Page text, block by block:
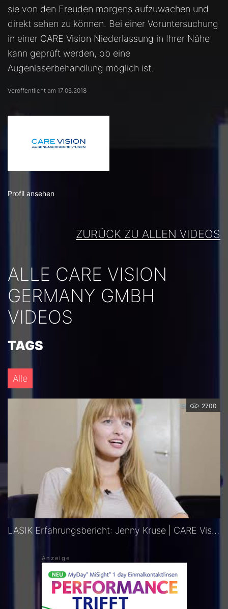
sie von den Freuden morgens aufzuwachen und
direkt sehen zu können. Bei einer Voruntersuchung
in einer CARE Vision Niederlassung in Ihrer Nähe
kann geprüft werden, ob eine
Augenlaserbehandlung möglich ist.
Veröffentlicht am 17.06.2018
Profil ansehen
ZURÜCK ZU ALLEN VIDEOS
ALLE CARE VISION
GERMANY GMBH
VIDEOS
TAGS
Alle
2700
LASIK Erfahrungsbericht: Jenny Kruse | CARE Vision